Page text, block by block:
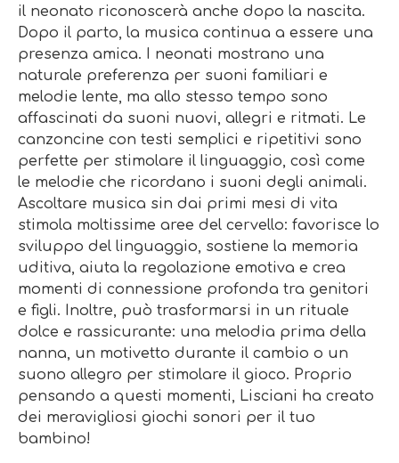
il neonato riconoscerà anche dopo la nascita.
Dopo il parto, la musica continua a essere una
presenza amica. I neonati mostrano una
naturale preferenza per suoni familiari e
melodie lente, ma allo stesso tempo sono
affascinati da suoni nuovi, allegri e ritmati. Le
canzoncine con testi semplici e ripetitivi sono
perfette per stimolare il linguaggio, così come
le melodie che ricordano i suoni degli animali.
Ascoltare musica sin dai primi mesi di vita
stimola moltissime aree del cervello: favorisce lo
sviluppo del linguaggio, sostiene la memoria
uditiva, aiuta la regolazione emotiva e crea
momenti di connessione profonda tra genitori
e figli. Inoltre, può trasformarsi in un rituale
dolce e rassicurante: una melodia prima della
nanna, un motivetto durante il cambio o un
suono allegro per stimolare il gioco. Proprio
pensando a questi momenti, Lisciani ha creato
dei meravigliosi giochi sonori per il tuo
bambino!